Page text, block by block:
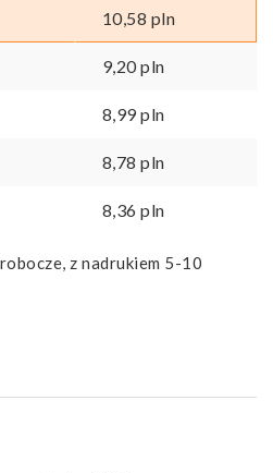
10,58 pln
9,20pln
8,99pln
8,78pln
8,36pln
z nadrukiem 5-10